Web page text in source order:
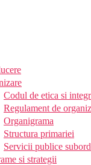
Codul de etica si
Regulament de
Organigrama
Structura primariei
Servicii publice
si strategii